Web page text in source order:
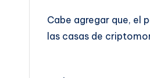
Cabe agregar que, el
las casas de